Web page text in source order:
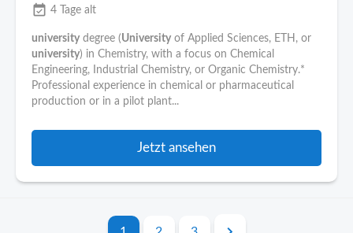
event_available 4 Tage alt
university degree (University of Applied Sciences, ETH, or
university) in Chemistry, with a focus on Chemical
Engineering, Industrial Chemistry, or Organic Chemistry.*
Professional experience in chemical or pharmaceutical
production or in a pilot plant...
Jetzt ansehen